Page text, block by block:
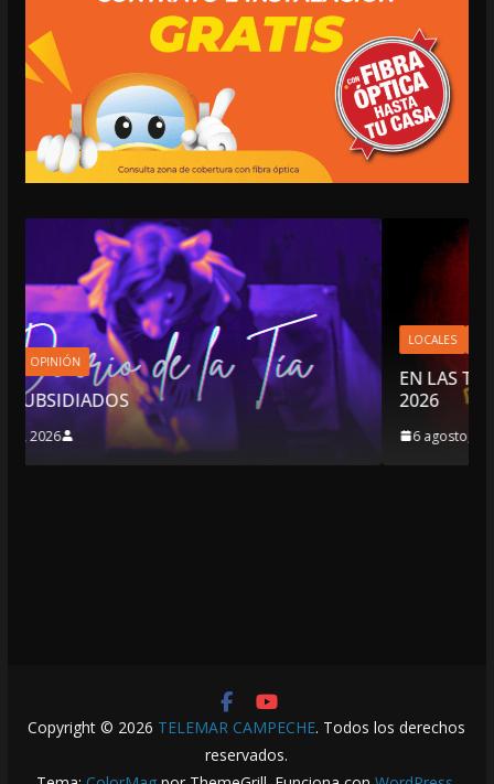
LOCALES OPINIÓN
EN LAS TRIPAS DEL JAGUAR: 06 DE
2026
6 agosto, 2026
Copyright © 2026 TELEMAR CAMPECHE. Todos los derechos
reservados.